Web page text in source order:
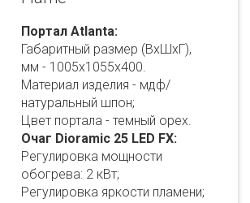
Портал Atlanta:
Габаритный размер (ВхШхГ),
мм - 1005х1055х400.
Материал изделия - мдф/
натуральный шпон;
Цвет портала - темный орех.
Очаг Dioramic 25 LED FX:
Регулировка мощности
обогрева: 2 кВт;
Регулировка яркости пламени;